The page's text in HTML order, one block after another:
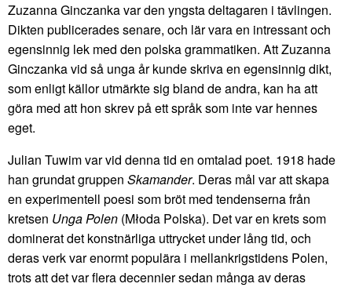
Zuzanna Ginczanka var den yngsta deltagaren i tävlingen.
Dikten publicerades senare, och lär vara en intressant och
egensinnig lek med den polska grammatiken. Att Zuzanna
Ginczanka vid så unga år kunde skriva en egensinnig dikt,
som enligt källor utmärkte sig bland de andra, kan ha att
göra med att hon skrev på ett språk som inte var hennes
eget.
Julian Tuwim var vid denna tid en omtalad poet. 1918 hade
han grundat gruppen Skamander. Deras mål var att skapa
en experimentell poesi som bröt med tendenserna från
kretsen Unga Polen (Młoda Polska). Det var en krets som
dominerat det konstnärliga uttrycket under lång tid, och
deras verk var enormt populära i mellankrigstidens Polen,
trots att det var flera decennier sedan många av deras